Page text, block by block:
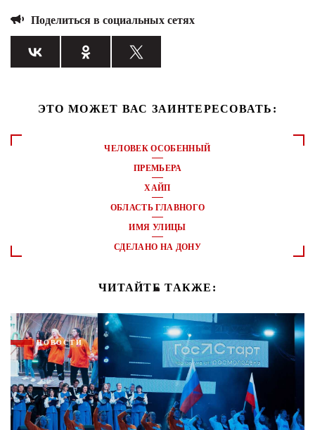
Поделиться в социальных сетях
ЭТО МОЖЕТ ВАС ЗАИНТЕРЕСОВАТЬ:
ЧЕЛОВЕК ОСОБЕННЫЙ
ПРЕМЬЕРА
ХАЙП
ОБЛАСТЬ ГЛАВНОГО
ИМЯ УЛИЦЫ
СДЕЛАНО НА ДОНУ
ЧИТАЙТЕ ТАКЖЕ:
НОВОСТИ